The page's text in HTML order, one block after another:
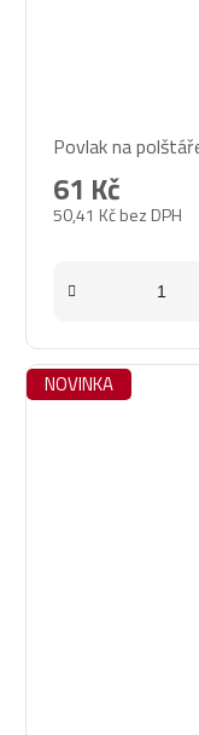
Povlak na
50,41 Kč bez DPH
61 Kč
NOVINKA